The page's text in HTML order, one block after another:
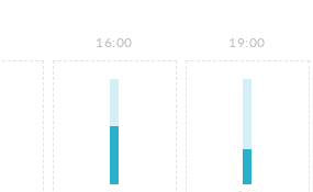
16:00 19:00